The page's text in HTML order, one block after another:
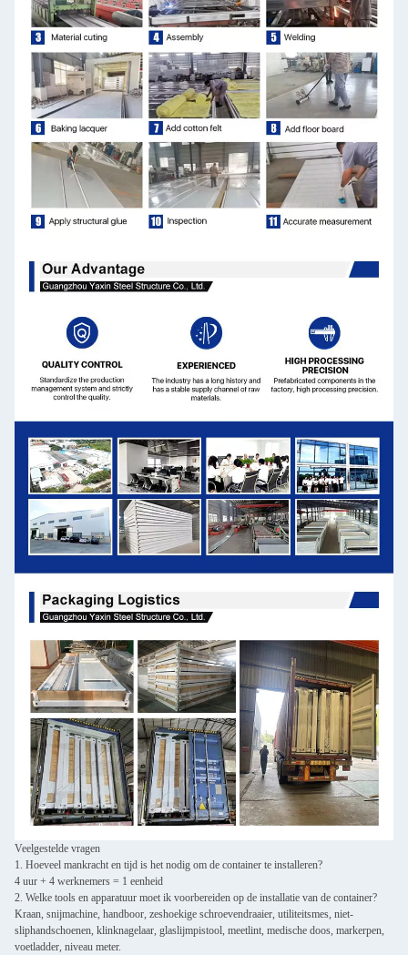
Veelgestelde vragen
1. Hoeveel mankracht en tijd is het nodig om de container te installeren?
4 uur + 4 werknemers = 1 eenheid
2. Welke tools en apparatuur moet ik voorbereiden op de installatie van de container?
Kraan, snijmachine, handboor, zeshoekige schroevendraaier, utiliteitsmes, niet-
sliphandschoenen, klinknagelaar, glaslijmpistool, meetlint, medische doos, markerpen,
voetladder, niveau meter.